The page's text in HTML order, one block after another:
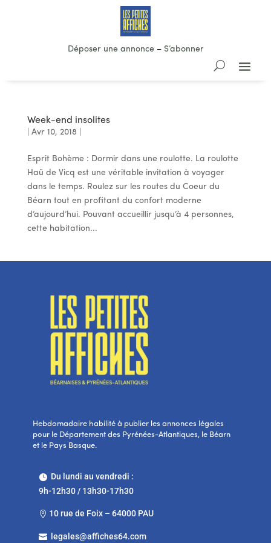
Déposer une annonce– S’abonner
Week-end insolites
Avr 10, 2018
Esprit Bohème : Dormir dans une roulotte. La roulotte
Haü de Vicq est une véritable invitation à voyager
dans le temps. Roulez sur les routes du Coeur du
Béarn tout en profitant du confort moderne
d’aujourd’hui. Pouvant accueillir jusqu’à 4 personnes,
cette habitation...
Hebdomadaire habilité à publier les annonces légales
pour le Département des Pyrénées-Atlantiques, le Béarn
et le Pays Basque.
Du lundi au vendredi :
9h-12h30 / 13h30-17h30
 10 rue de Foix – 64000 PAU
 legales@affiches64.com